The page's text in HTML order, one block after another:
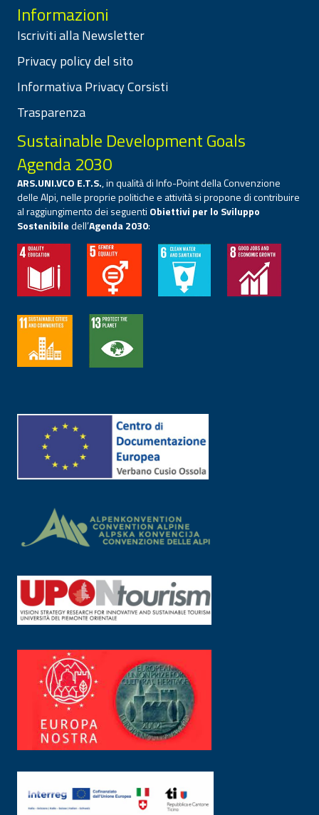
Informazioni
Iscriviti alla Newsletter
Privacy policy del sito
Informativa Privacy Corsisti
Trasparenza
Sustainable Development Goals
Agenda 2030
ARS.UNI.VCO E.T.S., in qualità di Info-Point della Convenzione
delle Alpi, nelle proprie politiche e attività si propone di contribuire
al raggiungimento dei seguenti Obiettivi per lo Sviluppo
Sostenibiledell’Agenda 2030: